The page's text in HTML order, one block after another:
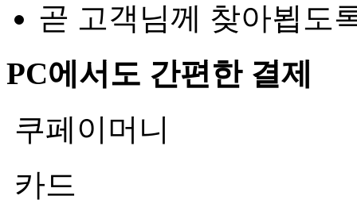
곧 고객님께 찾아뵙도
PC에서도 간편한 결제
쿠페이머니
카드